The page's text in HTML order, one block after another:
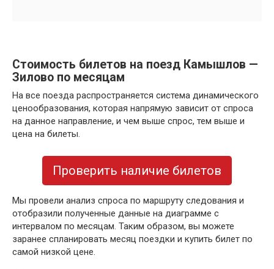
Стоимость билетов на поезд Камышлов —
Зилово по месяцам
На все поезда распространяется система динамического
ценообразования, которая напрямую зависит от спроса
на данное направление, и чем выше спрос, тем выше и
цена на билеты.
Проверить наличие билетов
Мы провели анализ спроса по маршруту следования и
отобразили полученные данные на диаграмме с
интервалом по месяцам. Таким образом, вы можете
заранее спланировать месяц поездки и купить билет по
самой низкой цене.